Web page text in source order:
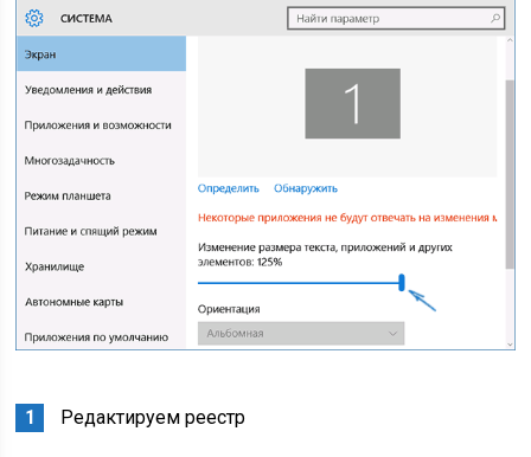
Редактируем реестр